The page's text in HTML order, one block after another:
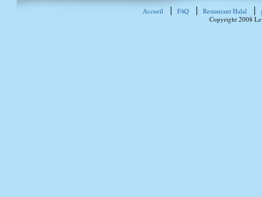
Accueil FAQ Restaurant Halal
Copyright 2008